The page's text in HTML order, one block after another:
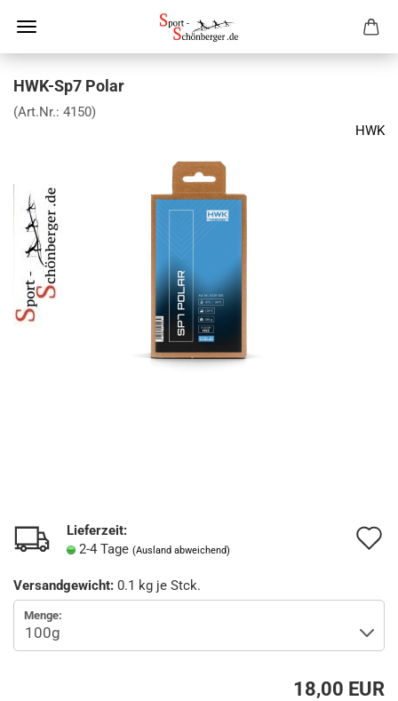
HWK-Sp7 Polar
(Art.Nr.: 4150)
HWK
Lieferzeit:
2-4 Tage (Ausland abweichend)
Versandgewicht: 0.1 kg je Stck.
Menge:
18,00 EUR